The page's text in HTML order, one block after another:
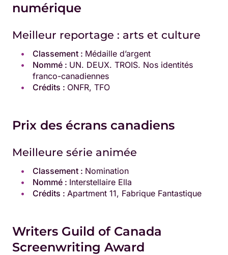
numérique
Meilleur reportage : arts et culture
Classement : Médaille d’argent
Nommé : UN. DEUX. TROIS. Nos identités
franco-canadiennes
Crédits : ONFR, TFO
Prix des écrans canadiens
Meilleure série animée
Classement : Nomination
Nommé : Interstellaire Ella
Crédits : Apartment 11, Fabrique Fantastique
Writers Guild of Canada
Screenwriting Award